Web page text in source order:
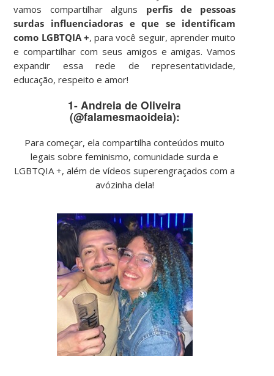
vamos compartilhar alguns perfis de pessoas
surdas influenciadoras e que se identificam
como LGBTQIA +, para você seguir, aprender muito
e compartilhar com seus amigos e amigas. Vamos
expandir essa rede de representatividade,
educação, respeito e amor!
1- Andreia de Oliveira
(@falamesmaoideia):
Para começar, ela compartilha conteúdos muito
legais sobre feminismo, comunidade surda e
LGBTQIA +, além de vídeos superengraçados com a
avózinha dela!